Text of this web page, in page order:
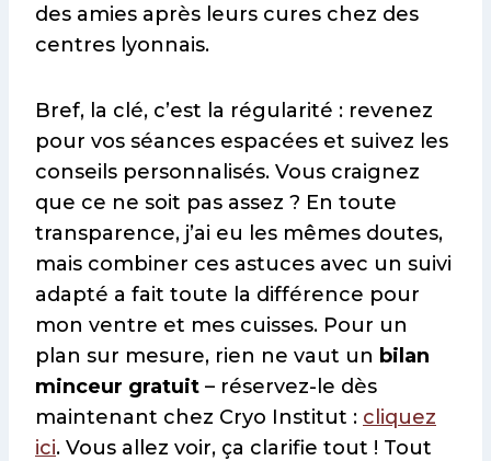
des amies après leurs cures chez des
centres lyonnais.
Bref, la clé, c’est la régularité : revenez
pour vos séances espacées et suivez les
conseils personnalisés. Vous craignez
que ce ne soit pas assez ? En toute
transparence, j’ai eu les mêmes doutes,
mais combiner ces astuces avec un suivi
adapté a fait toute la différence pour
mon ventre et mes cuisses. Pour un
plan sur mesure, rien ne vaut un bilan
minceur gratuit – réservez-le dès
maintenant chez Cryo Institut : cliquez
ici. Vous allez voir, ça clarifie tout ! Tout